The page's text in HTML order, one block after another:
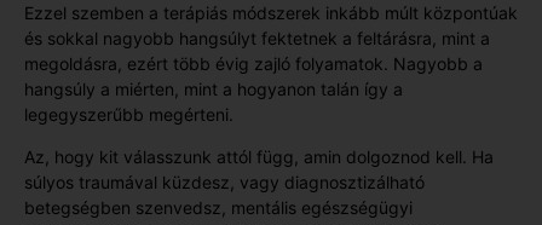
Ezzel szemben a terápiás módszerek inkább múlt központúak
és sokkal nagyobb hangsúlyt fektetnek a feltárásra, mint a
megoldásra, ezért több évig zajló folyamatok. Nagyobb a
hangsúly a miérten, mint a hogyanon talán így a
legegyszerűbb megérteni.
Az, hogy kit válasszunk attól függ, amin dolgoznod kell. Ha
súlyos traumával küzdesz, vagy diagnosztizálható
betegségben szenvedsz, mentális egészségügyi